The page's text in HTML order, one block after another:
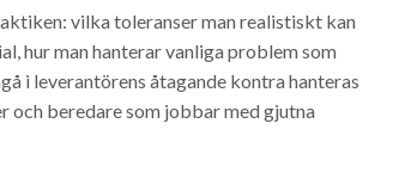
vilka toleranser man realistiskt kan
hur man hanterar vanliga problem som
i leverantörens åtagande kontra hanteras
och beredare som jobbar med gjutna